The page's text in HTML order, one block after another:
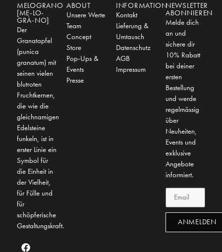
MELOGRANO
[ME-LO-
GRÀ-NO]
Der
Granatapfel
(punica
granatum) mit
seinen vielen
blutroten
Fruchtkernen,
die wie die
gleichnamigen
Edelsteine
funkeln, ist in
erster Linie ein
Symbol für
die Einheit in
der Vielheit,
für Fülle und
für
schöpferische
Gestaltungskraft.
ABOUT
Unsere Werte
Team
Concept
Store
Pop-Ups &
Events
Presse
INFORMATION
Kontakt
Lieferung &
Umtausch
Datenschutz
AGB
Impressum
NEWSLETTER
ABONNIEREN
Melde dich
an und
sichere dir
10% Rabatt
bei deiner
ersten
Bestellung
und werde
regelmässig
über
Neuheiten,
Events und
exklusive
Angebote
informiert.
ANMELDEN